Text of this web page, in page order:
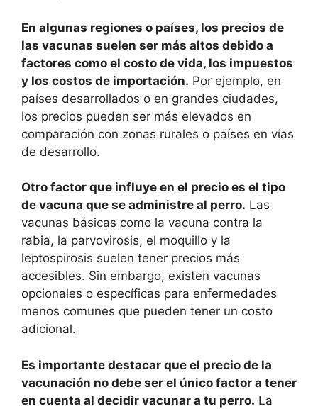
En algunas regiones o países, los precios de
las vacunas suelen ser más altos debido a
factores como el costo de vida, los impuestos
y los costos de importación. Por ejemplo, en
países desarrollados o en grandes ciudades,
los precios pueden ser más elevados en
comparación con zonas rurales o países en vías
de desarrollo.
Otro factor que influye en el precio es el tipo
de vacuna que se administre al perro. Las
vacunas básicas como la vacuna contra la
rabia, la parvovirosis, el moquillo y la
leptospirosis suelen tener precios más
accesibles. Sin embargo, existen vacunas
opcionales o específicas para enfermedades
menos comunes que pueden tener un costo
adicional.
Es importante destacar que el precio de la
vacunación no debe ser el único factor a tener
en cuenta al decidir vacunar a tu perro. La